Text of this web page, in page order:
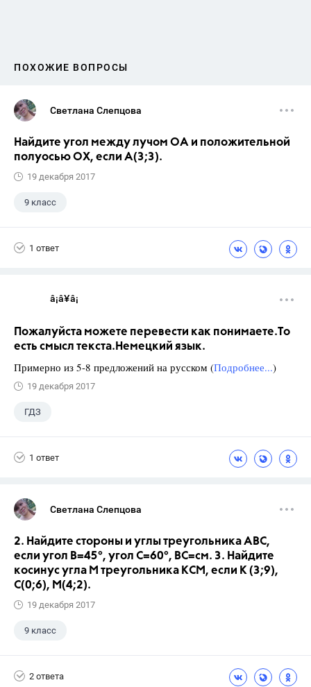
ПОХОЖИЕ ВОПРОСЫ
Светлана Слепцова
Найдите угол между лучом ОА и положительной
полуосью ОХ, если А(3;3).
19 декабря 2017
9 класс
1 ответ
â¡â¥â¡
Пожалуйста можете перевести как понимаете.То
есть смысл текста.Немецкий язык.
Примерно из 5-8 предложений на русском (Подробнее...)
19 декабря 2017
ГДЗ
1 ответ
Светлана Слепцова
2. Найдите стороны и углы треугольника АВС,
если угол В=45°, угол С=60°, ВС=см. 3. Найдите
косинус угла М треугольника КСМ, если К (3;9),
С(0;6), М(4;2).
19 декабря 2017
9 класс
2 ответа